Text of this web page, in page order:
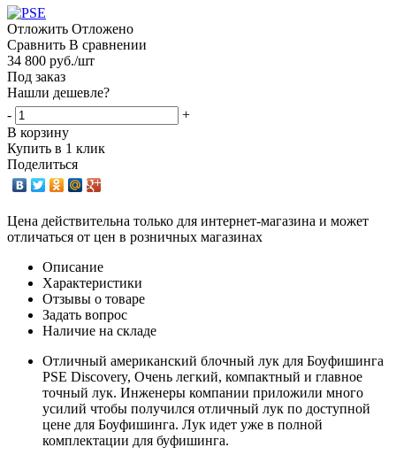
Отложить Отложено
Сравнить В сравнении
34 800 руб./шт
Под заказ
Нашли дешевле?
-
+
В корзину
Купить в 1 клик
Поделиться
Цена действительна только для интернет-магазина и может
отличаться от цен в розничных магазинах
Описание
Характеристики
Отзывы о товаре
Задать вопрос
Наличие на складе
Отличный американский блочный лук для Боуфишинга
PSE Discovery, Очень легкий, компактный и главное
точный лук. Инженеры компании приложили много
усилий чтобы получился отличный лук по доступной
цене для Боуфишинга. Лук идет уже в полной
комплектации для буфишинга.